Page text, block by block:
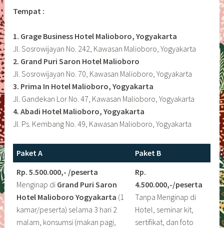
Tempat :
1. Grage Business Hotel Malioboro, Yogyakarta
Jl. Sosrowijayan No. 242, Kawasan Malioboro, Yogyakarta
2. Grand Puri Saron Hotel Malioboro
Jl. Sosrowijayan No. 70, Kawasan Malioboro, Yogyakarta
3. Prima In Hotel Malioboro, Yogyakarta
Jl. Gandekan Lor No. 47, Kawasan Malioboro, Yogyakarta
4. Abadi Hotel Malioboro, Yogyakarta
Jl. Ps. Kembang No. 49, Kawasan Malioboro, Yogyakarta
Paket A
Paket B
Rp. 5.500.000,- /peserta
Menginap di Grand Puri Saron
Hotel Malioboro Yogyakarta (1
kamar/peserta) selama 3 hari 2
malam, konsumsi (makan pagi,
Rp.
4.500.000,-/peserta
Tanpa Menginap di
Hotel, seminar kit,
sertifikat, dan foto